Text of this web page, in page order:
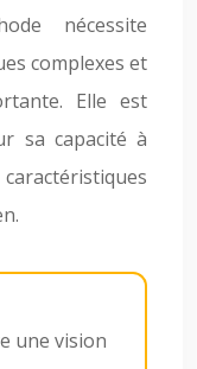
nécessite
complexes et
Elle est
sa capacité à
une vision